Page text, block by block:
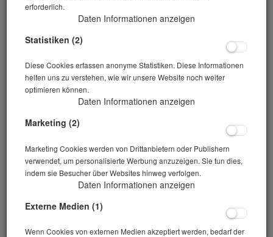
Alle Artikel zeigen aus: Messbecher Messzylinder Trichter
erforderlich.
Daten Informationen anzeigen
Statistiken (2)
Diese Cookies erfassen anonyme Statistiken. Diese Informationen
helfen uns zu verstehen, wie wir unsere Website noch weiter
optimieren können.
Daten Informationen anzeigen
Marketing (2)
Marketing Cookies werden von Drittanbietern oder Publishern
verwendet, um personalisierte Werbung anzuzeigen. Sie tun dies,
indem sie Besucher über Websites hinweg verfolgen.
Daten Informationen anzeigen
Externe Medien (1)
Wenn Cookies von externen Medien akzeptiert werden, bedarf der